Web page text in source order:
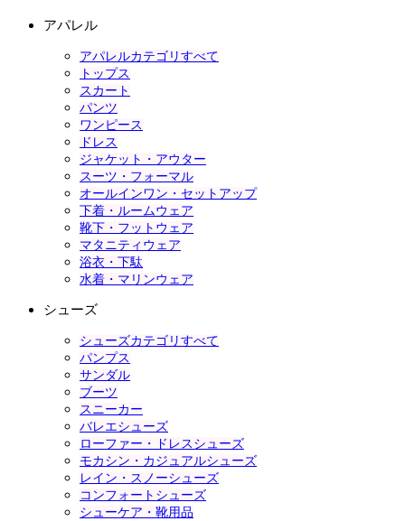
アパレル
アパレルカテゴリすべて
トップス
スカート
パンツ
ワンピース
ドレス
ジャケット・アウター
スーツ・フォーマル
オールインワン・セットアップ
下着・ルームウェア
靴下・フットウェア
マタニティウェア
浴衣・下駄
水着・マリンウェア
シューズ
シューズカテゴリすべて
パンプス
サンダル
ブーツ
スニーカー
バレエシューズ
ローファー・ドレスシューズ
モカシン・カジュアルシューズ
レイン・スノーシューズ
コンフォートシューズ
シューケア・靴用品